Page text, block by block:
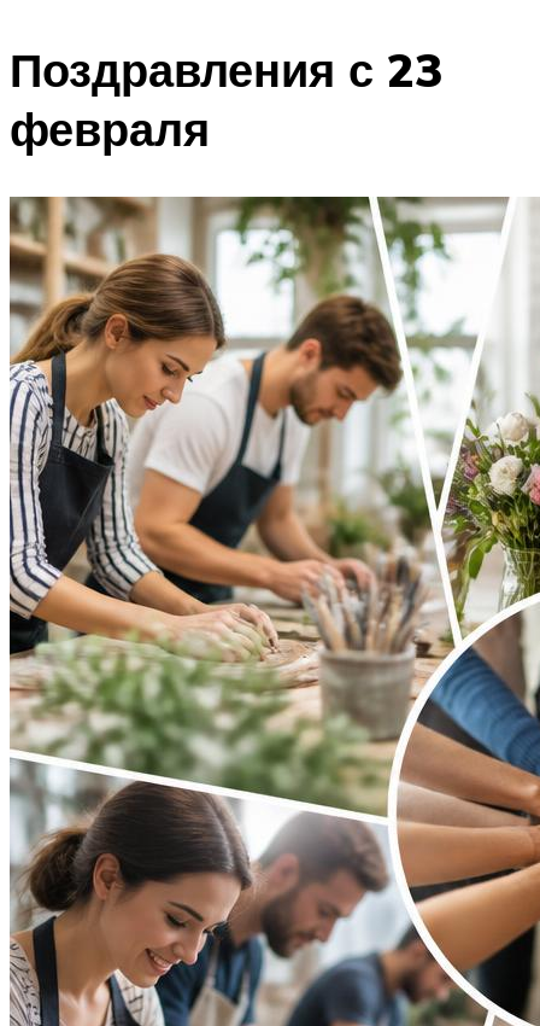
Поздравления с 23
февраля